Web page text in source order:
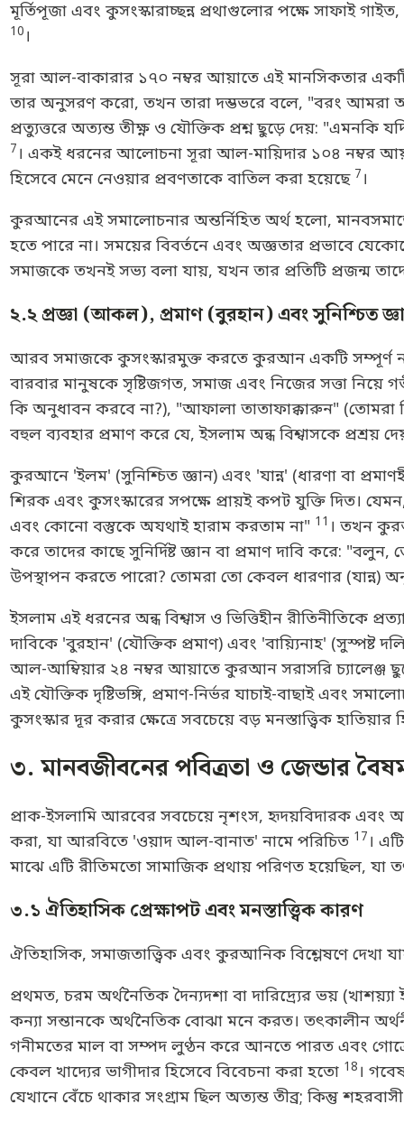
মূর্তিপূজা এবং কুসংস্কারাচ্ছন্ন প্রথাগুলোর পক্ষে সাফাই
10 ।
সূরা আল-বাকারার ১৭০ নম্বর আয়াতে এই মানসিকতার একটি
তার অনুসরণ করো, তখন তারা দম্ভভরে বলে, "বরং
প্রত্যুত্তরে অত্যন্ত তীক্ষ্ণ ও যৌক্তিক প্রশ্ন ছুড়ে দেয়:
7 । একই ধরনের আলোচনা সূরা আল-মায়িদার ১০৪ নম্বর
হিসেবে মেনে নেওয়ার প্রবণতাকে বাতিল করা হয়েছে 7 ।
কুরআনের এই সমালোচনার অন্তর্নিহিত অর্থ হলো,
হতে পারে না। সময়ের বিবর্তনে এবং অজ্ঞতার প্রভাবে
সমাজকে তখনই সভ্য বলা যায়, যখন তার প্রতিটি প্রজন্ম
২.২ প্রজ্ঞা (আকল), প্রমাণ (বুরহান) এবং সুনিশ্চিত
আরব সমাজকে কুসংস্কারমুক্ত করতে কুরআন একটি সম্পূর্ণ
বারবার মানুষকে সৃষ্টিজগত, সমাজ এবং নিজের সত্তা নিয়ে
কি অনুধাবন করবে না?), "আফালা তাতাফাক্কারুন" (তোমরা
বহুল ব্যবহার প্রমাণ করে যে, ইসলাম অন্ধ বিশ্বাসকে প্রশ্রয়
কুরআনে 'ইলম' (সুনিশ্চিত জ্ঞান) এবং 'যান্ন' (ধারণা বা
শিরক এবং কুসংস্কারের সপক্ষে প্রায়ই কপট যুক্তি দিত।
এবং কোনো বস্তুকে অযথাই হারাম করতাম না" 11 । তখন
করে তাদের কাছে সুনির্দিষ্ট জ্ঞান বা প্রমাণ দাবি করে:
উপস্থাপন করতে পারো? তোমরা তো কেবল ধারণার
ইসলাম এই ধরনের অন্ধ বিশ্বাস ও ভিত্তিহীন রীতিনীতিকে
দাবিকে 'বুরহান' (যৌক্তিক প্রমাণ) এবং 'বায়্যিনাহ' (সুস্পষ্ট
আল-আম্বিয়ার ২৪ নম্বর আয়াতে কুরআন সরাসরি চ্যালেঞ্জ
এই যৌক্তিক দৃষ্টিভঙ্গি, প্রমাণ-নির্ভর যাচাই-বাছাই এবং
কুসংস্কার দূর করার ক্ষেত্রে সবচেয়ে বড় মনস্তাত্ত্বিক
৩. মানবজীবনের পবিত্রতা ও জেন্ডার
প্রাক-ইসলামি আরবের সবচেয়ে নৃশংস, হৃদয়বিদারক এবং
করা, যা আরবিতে 'ওয়াদ আল-বানাত' নামে পরিচিত 17 ।
মাঝে এটি রীতিমতো সামাজিক প্রথায় পরিণত হয়েছিল,
৩.১ ঐতিহাসিক প্রেক্ষাপট এবং মনস্তাত্ত্বিক কারণ
ঐতিহাসিক, সমাজতাত্ত্বিক এবং কুরআনিক বিশ্লেষণে দেখা
প্রথমত, চরম অর্থনৈতিক দৈন্যদশা বা দারিদ্র্যের ভয়
কন্যা সন্তানকে অর্থনৈতিক বোঝা মনে করত। তৎকালীন
গনীমতের মাল বা সম্পদ লুণ্ঠন করে আনতে পারত এবং
কেবল খাদ্যের ভাগীদার হিসেবে বিবেচনা করা হতো 18 ।
যেখানে বেঁচে থাকার সংগ্রাম ছিল অত্যন্ত তীব্র; কিন্তু